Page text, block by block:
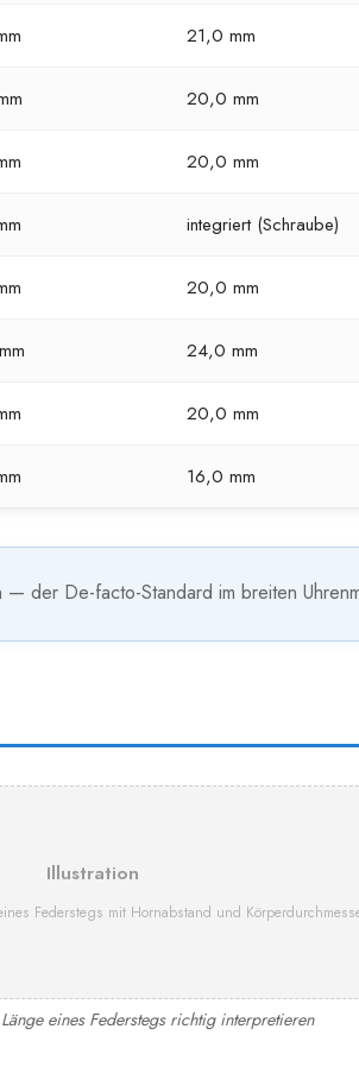
21,0 mm
20,0 mm
20,0 mm
integriert (Schraube)
20,0 mm
24,0 mm
20,0 mm
16,0 mm
der De-facto-Standard im breiten
Illustration
Federstegs mit Hornabstand und
eines Federstegs richtig interpretieren